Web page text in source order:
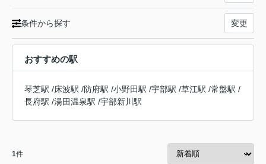
条件から探す 変更
おすすめの駅
琴芝駅 /床波駅 /防府駅 /小野田駅 /宇部駅 /草江駅 /常盤駅 /
長府駅 /湯田温泉駅 /宇部新川駅
1件